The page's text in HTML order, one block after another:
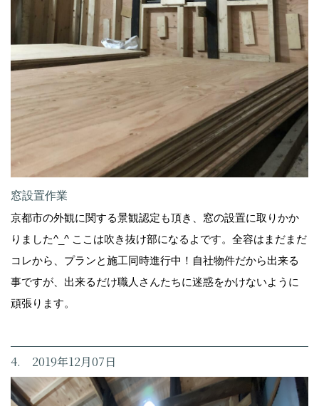
窓設置作業
京都市の外観に関する景観認定も頂き、窓の設置に取りかか
りました^_^ ここは吹き抜け部になるよです。全容はまだまだ
コレから、プランと施工同時進行中！自社物件だから出来る
事ですが、出来るだけ職人さんたちに迷惑をかけないように
頑張ります。
4. 2019年12月07日